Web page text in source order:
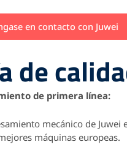
en contacto con Juwei
de
de primera línea:
mecánico de Juwei
máquinas europeas.